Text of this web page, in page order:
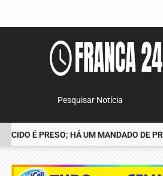
Pesquisar Notícia
É PRESO; HÁ UM MANDADO DE